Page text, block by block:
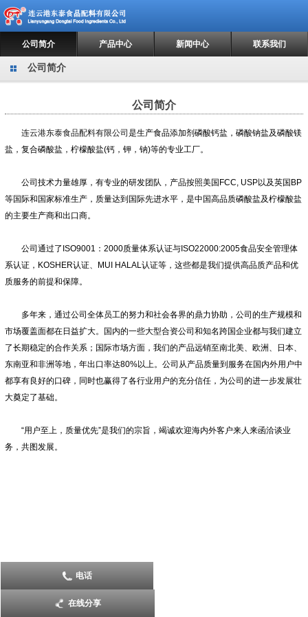
公司简介 产品中心 新闻中心 联系我们
公司简介
公司简介
连云港东泰食品配料有限公司 是生产食品添加剂磷酸钙盐，磷酸钠盐及磷酸镁
盐，复合磷酸盐，柠檬酸盐(钙，钾，钠)等的专业工厂。
公司技术力量雄厚，有专业的研发团队，产品按照美国FCC, USP以及英国BP
等国际和国家标准生产，质量达到国际先进水平，是中国高品质磷酸盐及柠檬酸盐
的主要生产商和出口商。
公司通过了ISO9001：2000质量体系认证与ISO22000:2005食品安全管理体
系认证，KOSHER认证、MUI HALAL认证等，这些都是我们提供高品质产品和优
质服务的前提和保障。
多年来，通过公司全体员工的努力和社会各界的鼎力协助，公司的生产规模和
市场覆盖面都在日益扩大。国内的一些大型合资公司和知名跨国企业都与我们建立
了长期稳定的合作关系；国际市场方面，我们的产品远销至南北美、欧洲、日本、
东南亚和非洲等地，年出口率达80%以上。公司从产品质量到服务在国内外用户中
都享有良好的口碑，同时也赢得了各行业用户的充分信任，为公司的进一步发展壮
大奠定了基础。
“用户至上，质量优先”是我们的宗旨，竭诚欢迎海内外客户来人来函洽谈业
务，共图发展。
电话
在线分享